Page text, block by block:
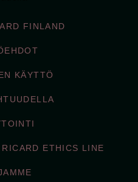
FINLAND
KÄYTTÖ
ETHICS LINE